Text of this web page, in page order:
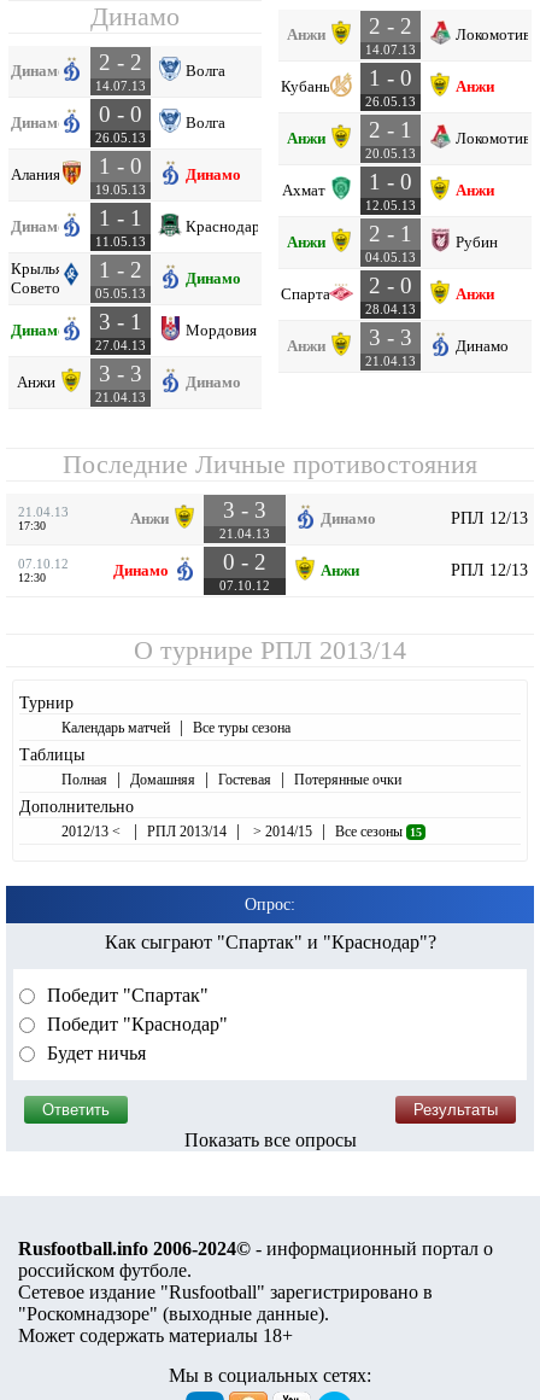
Динамо
Динамо 2 - 2
14.07.13
Волга
Динамо 0 - 0
26.05.13
Волга
Алания 1 - 0
19.05.13
Динамо
Динамо 1 - 1
11.05.13
Краснодар
Крылья
Советов
1 - 2
05.05.13
Динамо
Динамо 3 - 1
27.04.13
Мордовия
Анжи 3 - 3
21.04.13
Динамо
Анжи 2 - 2
14.07.13
Локомотив
Кубань 1 - 0
26.05.13
Анжи
Анжи 2 - 1
20.05.13
Локомотив
Ахмат 1 - 0
12.05.13
Анжи
Анжи 2 - 1
04.05.13
Рубин
Спартак 2 - 0
28.04.13
Анжи
Анжи 3 - 3
21.04.13
Динамо
Последние Личные противостояния
21.04.13
17:30 Анжи 3 - 3
21.04.13
Динамо РПЛ 12/13
07.10.12
12:30 Динамо 0 - 2
07.10.12
Анжи РПЛ 12/13
О турнире РПЛ 2013/14
Турнир
Календарь матчей | Все туры сезона
Таблицы
Полная | Домашняя | Гостевая | Потерянные очки
Дополнительно
2012/13 < | РПЛ 2013/14 | > 2014/15 | Все сезоны 15
Опрос:
Как сыграют "Спартак" и "Краснодар"?
Победит "Спартак"
Победит "Краснодар"
Будет ничья
Показать все опросы
Rusfootball.info 2006-2024© - информационный портал о
российском футболе.
Сетевое издание "Rusfootball" зарегистрировано в
"Роскомнадзоре" (выходные данные).
Может содержать материалы 18+
Мы в социальных сетях: